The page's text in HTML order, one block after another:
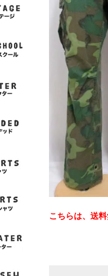
こちらは、送